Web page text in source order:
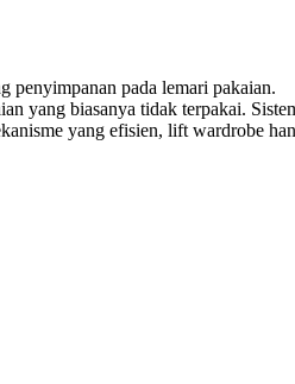
pada lemari pakaian.
yang biasanya tidak terpakai.
yang efisien, lift wardrobe